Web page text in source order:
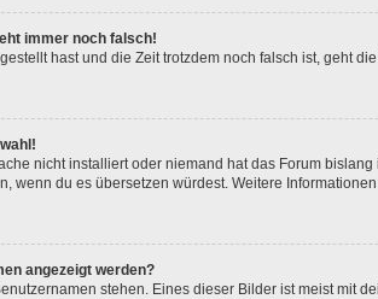
immer noch falsch!
hast und die Zeit trotzdem noch falsch ist, geht
nicht installiert oder niemand hat das Forum
wenn du es übersetzen würdest. Weitere
angezeigt werden?
stehen. Eines dieser Bilder ist meist mit